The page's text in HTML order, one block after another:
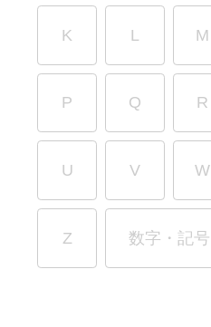
K L M
P Q R
U V W
Z 数字・記号